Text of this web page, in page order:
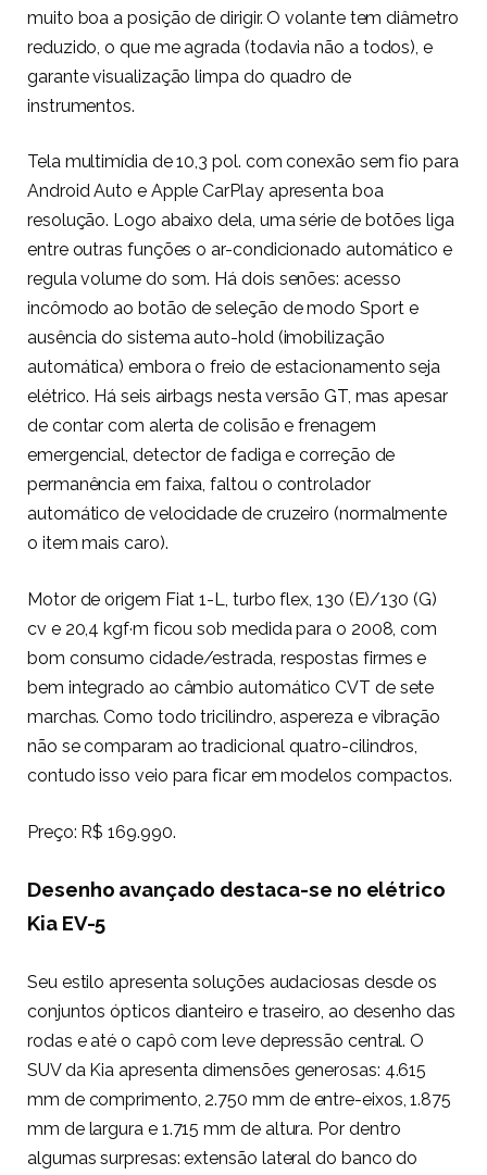
muito boa a posição de dirigir. O volante tem diâmetro
reduzido, o que me agrada (todavia não a todos), e
garante visualização limpa do quadro de
instrumentos.
Tela multimídia de 10,3 pol. com conexão sem fio para
Android Auto e Apple CarPlay apresenta boa
resolução. Logo abaixo dela, uma série de botões liga
entre outras funções o ar-condicionado automático e
regula volume do som. Há dois senões: acesso
incômodo ao botão de seleção de modo Sport e
ausência do sistema auto-hold (imobilização
automática) embora o freio de estacionamento seja
elétrico. Há seis airbags nesta versão GT, mas apesar
de contar com alerta de colisão e frenagem
emergencial, detector de fadiga e correção de
permanência em faixa, faltou o controlador
automático de velocidade de cruzeiro (normalmente
o item mais caro).
Motor de origem Fiat 1-L, turbo flex, 130 (E)/130 (G)
cv e 20,4 kgf·m ficou sob medida para o 2008, com
bom consumo cidade/estrada, respostas firmes e
bem integrado ao câmbio automático CVT de sete
marchas. Como todo tricilindro, aspereza e vibração
não se comparam ao tradicional quatro-cilindros,
contudo isso veio para ficar em modelos compactos.
Preço: R$ 169.990.
Desenho avançado destaca-se no elétrico
Kia EV-5
Seu estilo apresenta soluções audaciosas desde os
conjuntos ópticos dianteiro e traseiro, ao desenho das
rodas e até o capô com leve depressão central. O
SUV da Kia apresenta dimensões generosas: 4.615
mm de comprimento, 2.750 mm de entre-eixos, 1.875
mm de largura e 1.715 mm de altura. Por dentro
algumas surpresas: extensão lateral do banco do